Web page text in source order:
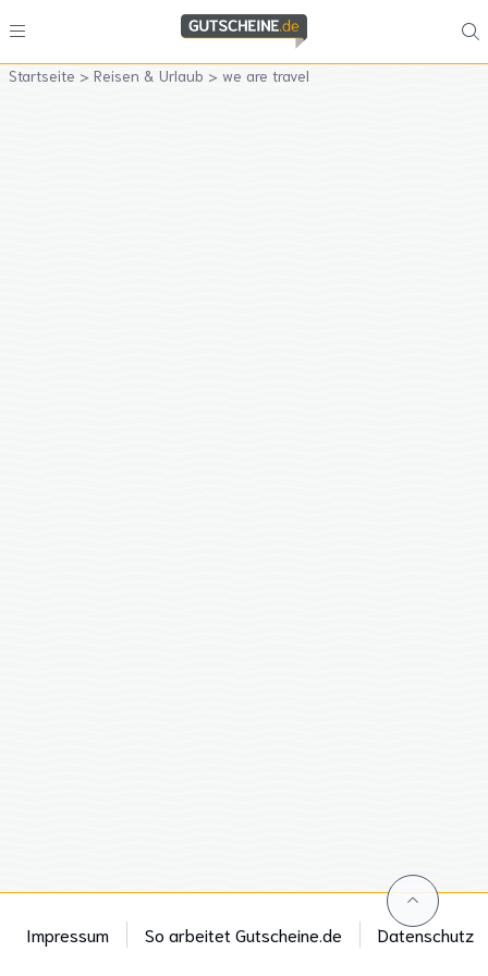
Startseite > Reisen & Urlaub > we are travel
Impressum So arbeitet Gutscheine.de Datenschutz